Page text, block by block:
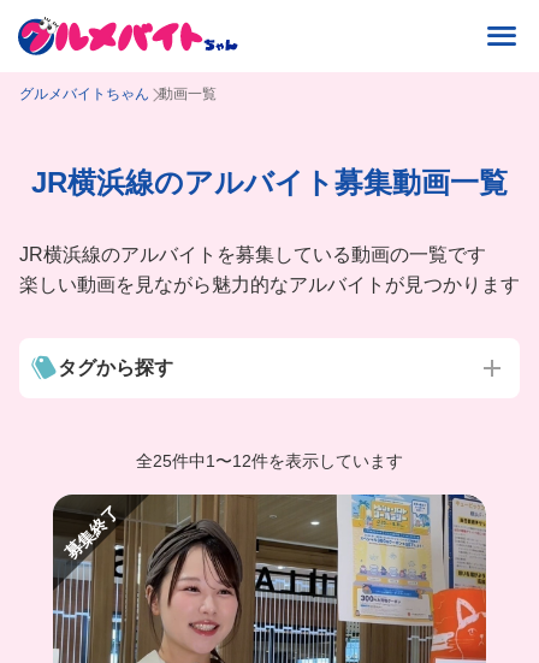
グルメバイトちゃん 動画一覧
JR横浜線のアルバイト募集動画一覧
JR横浜線のアルバイトを募集している動画の一覧です
楽しい動画を見ながら魅力的なアルバイトが見つかります
タグから探す
全25件中1 〜12件を表示しています
募集終了